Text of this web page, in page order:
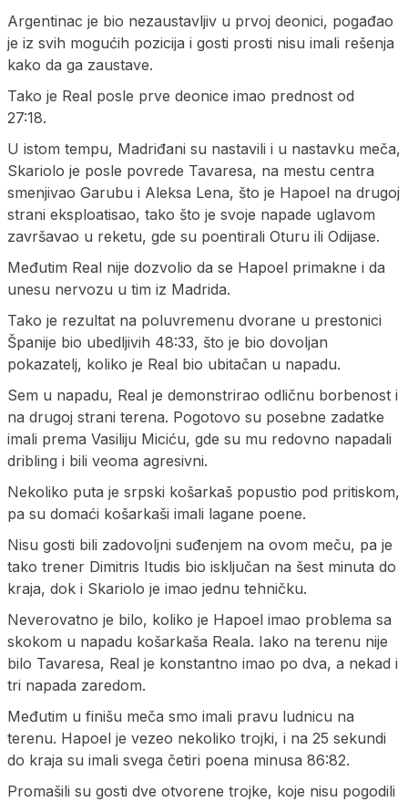
Argentinac je bio nezaustavljiv u prvoj deonici, pogađao
je iz svih mogućih pozicija i gosti prosti nisu imali rešenja
kako da ga zaustave.
Tako je Real posle prve deonice imao prednost od
27:18.
U istom tempu, Madriđani su nastavili i u nastavku meča,
Skariolo je posle povrede Tavaresa, na mestu centra
smenjivao Garubu i Aleksa Lena, što je Hapoel na drugoj
strani eksploatisao, tako što je svoje napade uglavom
završavao u reketu, gde su poentirali Oturu ili Odijase.
Međutim Real nije dozvolio da se Hapoel primakne i da
unesu nervozu u tim iz Madrida.
Tako je rezultat na poluvremenu dvorane u prestonici
Španije bio ubedljivih 48:33, što je bio dovoljan
pokazatelj, koliko je Real bio ubitačan u napadu.
Sem u napadu, Real je demonstrirao odličnu borbenost i
na drugoj strani terena. Pogotovo su posebne zadatke
imali prema Vasiliju Miciću, gde su mu redovno napadali
dribling i bili veoma agresivni.
Nekoliko puta je srpski košarkaš popustio pod pritiskom,
pa su domaći košarkaši imali lagane poene.
Nisu gosti bili zadovoljni suđenjem na ovom meču, pa je
tako trener Dimitris Itudis bio isključan na šest minuta do
kraja, dok i Skariolo je imao jednu tehničku.
Neverovatno je bilo, koliko je Hapoel imao problema sa
skokom u napadu košarkaša Reala. Iako na terenu nije
bilo Tavaresa, Real je konstantno imao po dva, a nekad i
tri napada zaredom.
Međutim u finišu meča smo imali pravu ludnicu na
terenu. Hapoel je vezeo nekoliko trojki, i na 25 sekundi
do kraja su imali svega četiri poena minusa 86:82.
Promašili su gosti dve otvorene trojke, koje nisu pogodili